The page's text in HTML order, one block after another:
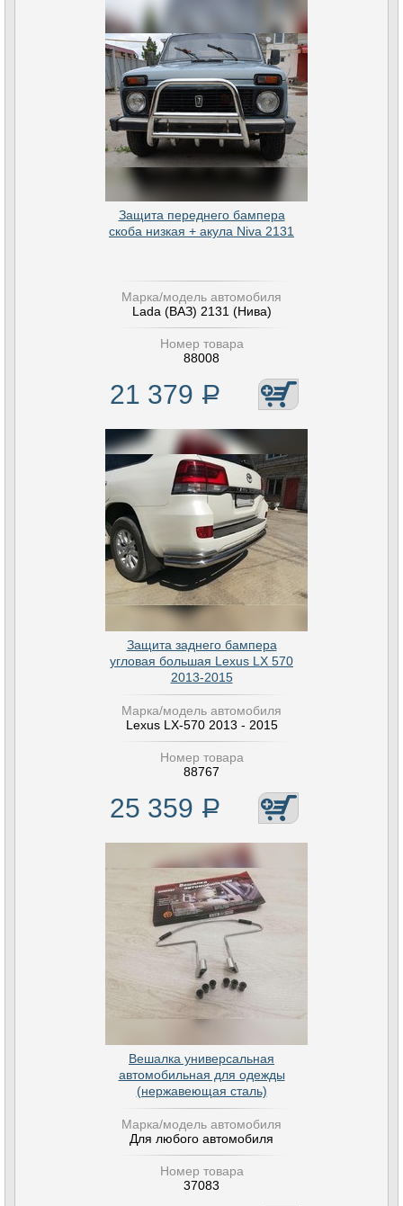
Защита переднего бампера
скоба низкая + акула Niva 2131
Марка/модель автомобиля
Lada (ВАЗ) 2131 (Нива)
Номер товара
88008
21 379 Р
Защита заднего бампера
угловая большая Lexus LX 570
2013-2015
Марка/модель автомобиля
Lexus LX-570 2013 - 2015
Номер товара
88767
25 359 Р
Вешалка универсальная
автомобильная для одежды
(нержавеющая сталь)
Марка/модель автомобиля
Для любого автомобиля
Номер товара
37083